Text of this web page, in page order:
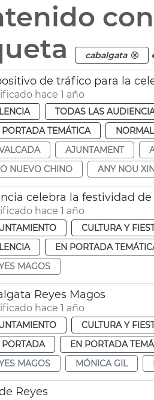
cabalgata
de tráfico para la
hace 1 año
TODAS LAS
PORTADA TEMÁTICA
NORMAL
AJUNTAMENT
NUEVO CHINO
ANY NOU
celebra la festividad de
hace 1 año
CULTURA Y
EN PORTADA
MAGOS
Reyes Magos
hace 1 año
CULTURA Y
PORTADA
EN PORTADA
MAGOS
MÓNICA GIL
Reyes